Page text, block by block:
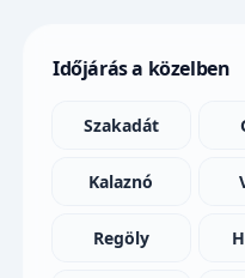
Időjárás a közelben
Szakadát
Kalaznó
Regöly